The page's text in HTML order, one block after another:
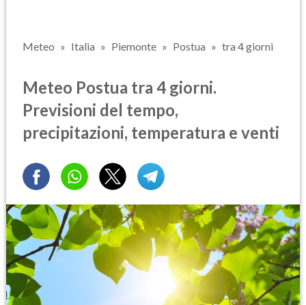
Meteo Italia Piemonte Postua tra 4 giorni
Meteo Postua tra 4 giorni.
Previsioni del tempo,
precipitazioni, temperatura e venti